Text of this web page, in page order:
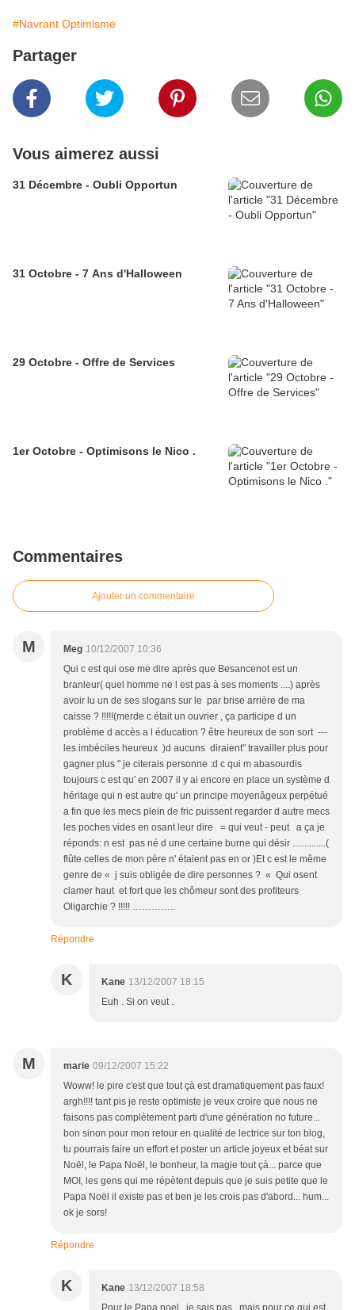
#Navrant Optimisme
Partager
Vous aimerez aussi
31 Décembre - Oubli Opportun
31 Octobre - 7 Ans d'Halloween
29 Octobre - Offre de Services
1er Octobre - Optimisons le Nico .
Commentaires
Ajouter un commentaire
M Meg 10/12/2007 10:36
Qui c est qui ose me dire après que Besancenot est un
branleur( quel homme ne l est pas à ses moments ....) après
avoir lu un de ses slogans sur le par brise arrière de ma
caisse ? !!!!!(merde c était un ouvrier , ça participe d un
problème d accès a l éducation ? être heureux de son sort ---
les imbéciles heureux )d aucuns diraient" travailler plus pour
gagner plus " je citerais personne :d c qui m abasourdis
toujours c est qu' en 2007 il y ai encore en place un système d
héritage qui n est autre qu' un principe moyenâgeux perpétué
a fin que les mecs plein de fric puissent regarder d autre mecs
les poches vides en osant leur dire = qui veut - peut a ça je
réponds: n est pas né d une certaine burne qui désir ..............(
flûte celles de mon père n' étaient pas en or )Et c est le même
genre de « j suis obligée de dire personnes ? « Qui osent
clamer haut et fort que les chômeur sont des profiteurs
Oligarchie ? !!!!! …………..
Répondre
K Kane 13/12/2007 18:15
Euh . Si on veut .
M marie 09/12/2007 15:22
Woww! le pire c'est que tout çà est dramatiquement pas faux!
argh!!!! tant pis je reste optimiste je veux croire que nous ne
faisons pas complètement parti d'une génération no future...
bon sinon pour mon retour en qualité de lectrice sur ton blog,
tu pourrais faire un effort et poster un article joyeux et béat sur
Noël, le Papa Noël, le bonheur, la magie tout çà... parce que
MOI, les gens qui me répètent depuis que je suis petite que le
Papa Noël il existe pas et ben je les crois pas d'abord... hum...
ok je sors!
Répondre
K Kane 13/12/2007 18:58
Pour le Papa noel , je sais pas , mais pour ce qui est